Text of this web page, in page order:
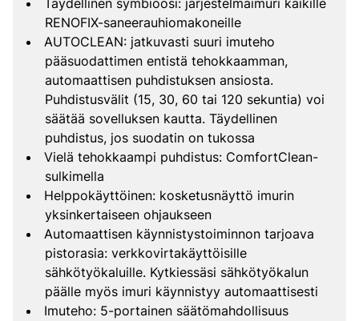
Täydellinen symbioosi: järjestelmäimuri kaikille
RENOFIX-saneerauhiomakoneille
AUTOCLEAN: jatkuvasti suuri imuteho
pääsuodattimen entistä tehokkaamman,
automaattisen puhdistuksen ansiosta.
Puhdistusvälit (15, 30, 60 tai 120 sekuntia) voi
säätää sovelluksen kautta. Täydellinen
puhdistus, jos suodatin on tukossa
Vielä tehokkaampi puhdistus: ComfortClean-
sulkimella
Helppokäyttöinen: kosketusnäyttö imurin
yksinkertaiseen ohjaukseen
Automaattisen käynnistystoiminnon tarjoava
pistorasia: verkkovirtakäyttöisille
sähkötyökaluille. Kytkiessäsi sähkötyökalun
päälle myös imuri käynnistyy automaattisesti
Imuteho: 5-portainen säätömahdollisuus